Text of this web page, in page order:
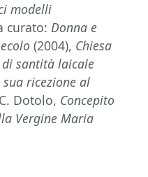
modelli
curato: Donna e
(2004), Chiesa
santità laicale
ricezione al
Dotolo, Concepito
Vergine Maria